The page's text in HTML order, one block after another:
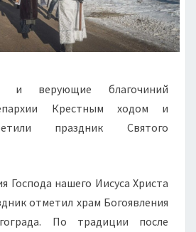
и верующие благочиний
Крестным ходом и
праздник Святого
Господа нашего Иисуса Христа
отметил храм Богоявления
По традиции после